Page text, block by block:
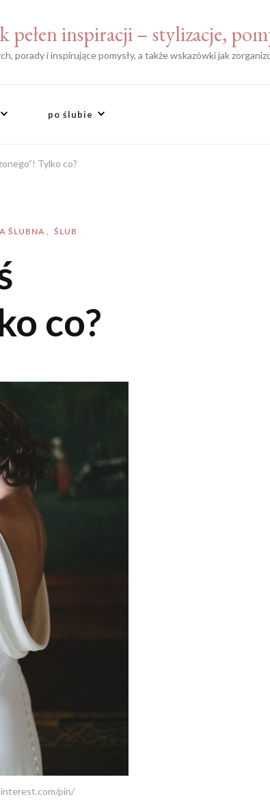
inspiracji – stylizacje,
porady i inspirujące pomysły, a także wskazówki jak
po ślubie
Tylko co?
ŚLUBNA ŚLUB
co?
pin/